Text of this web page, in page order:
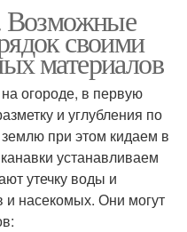
Ровные грядки
Возможные
своими
материалов
огороде, в первую
и углубления по
при этом кидаем в
устанавливаем
утечку воды и
насекомых. Они могут